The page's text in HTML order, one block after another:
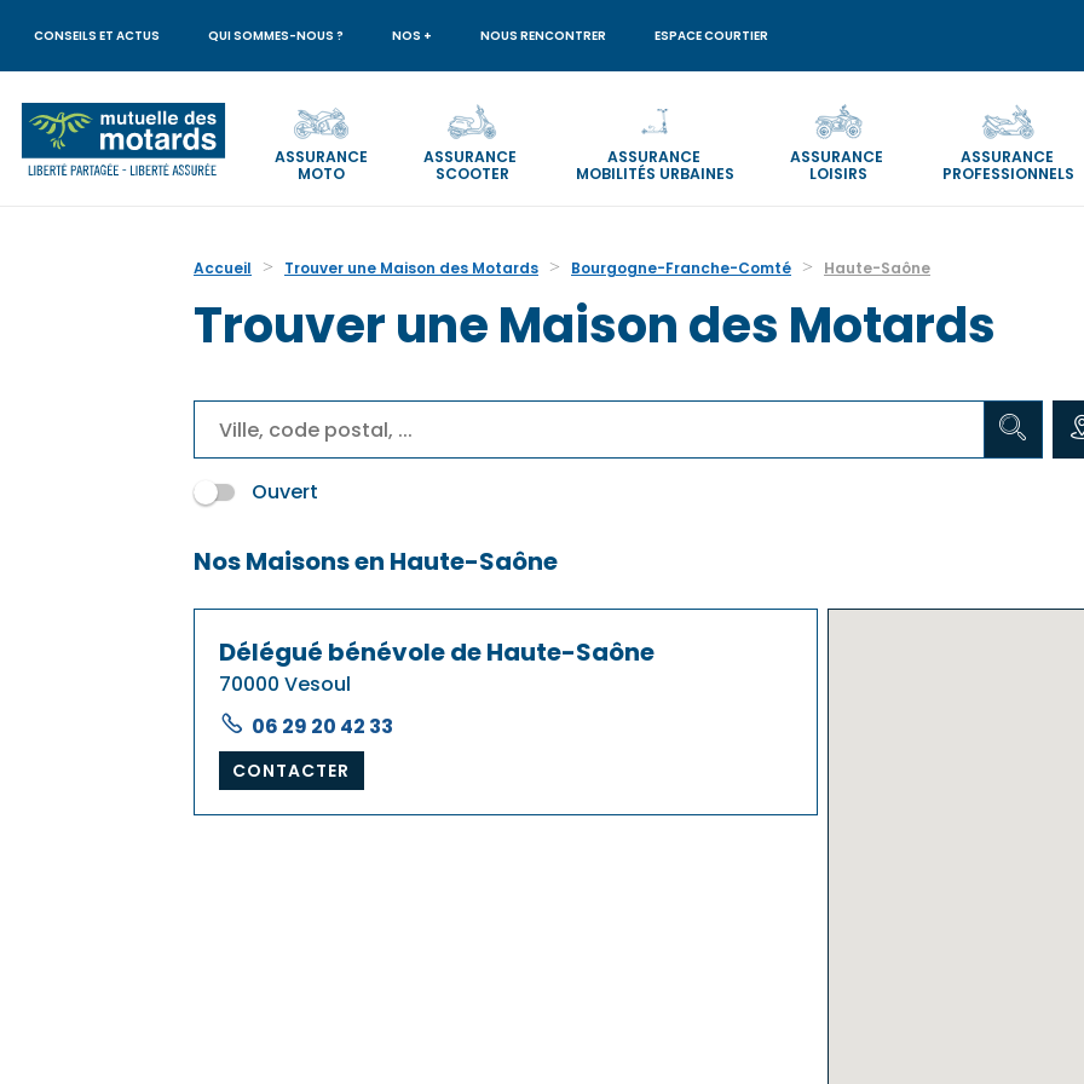
principal
CONSEILS ET ACTUS QUI SOMMES-NOUS ? NOS + NOUS RENCONTRER ESPACE COURTIER
ASSURANCE
MOTO
ASSURANCE
SCOOTER
ASSURANCE
MOBILITÉS URBAINES
ASSURANCE
LOISIRS
ASSURANCE
PROFESSIONNELS
Accueil Trouver une Maison des Motards Bourgogne-Franche-Comté Haute-Saône
Trouver une Maison des Motards
Ouvert
Nos Maisons en Haute-Saône
Délégué bénévole de Haute-Saône
70000 Vesoul
06 29 20 42 33
CONTACTER